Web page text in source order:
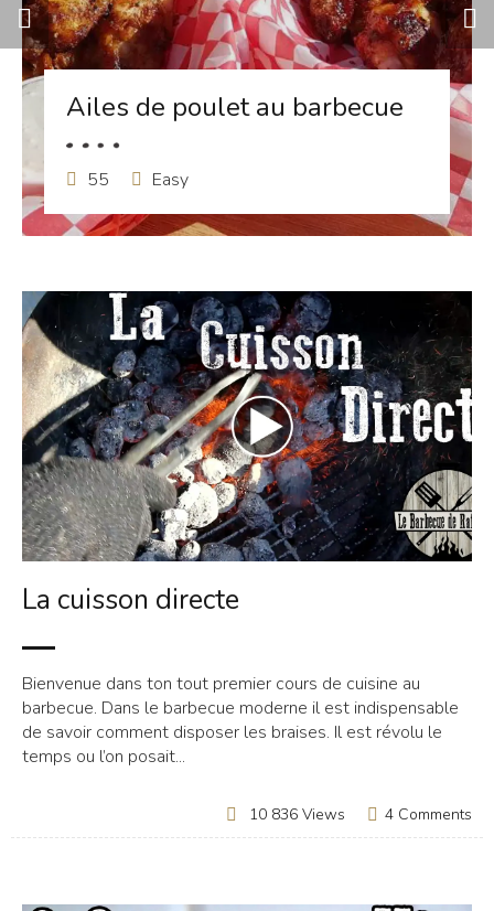
Ailes de poulet au barbecue
55 Easy
La cuisson directe
Bienvenue dans ton tout premier cours de cuisine au
barbecue. Dans le barbecue moderne il est indispensable
de savoir comment disposer les braises. Il est révolu le
temps ou l’on posait...
4 Comments
10 836 Views